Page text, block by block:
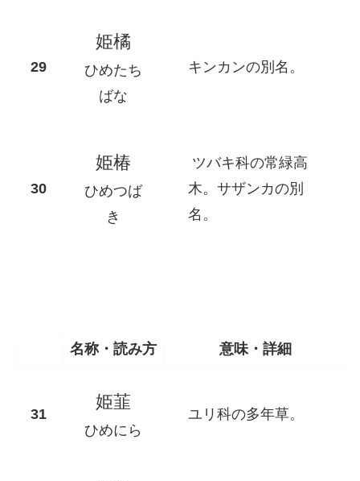
姫橘
ひめたち
ばな
キンカンの別名。
姫椿
ひめつば
き
ツバキ科の常緑高
木。サザンカの別
名。
名称・読み方 意味・詳細
姫韮
ひめにら
ユリ科の多年草。